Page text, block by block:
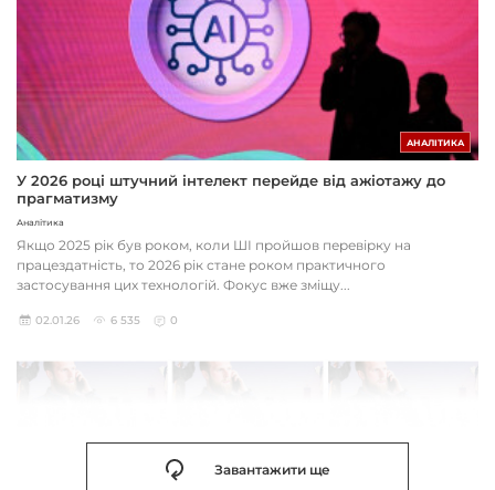
АНАЛІТИКА
У 2026 році штучний інтелект перейде від ажіотажу до
прагматизму
Аналітика
Якщо 2025 рік був роком, коли ШІ пройшов перевірку на
працездатність, то 2026 рік стане роком практичного
застосування цих технологій. Фокус вже зміщу...
02.01.26 6 535 0
Завантажити ще